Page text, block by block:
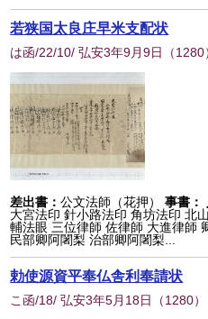
若狭国太良庄早米支配状
は函/22/10/ 弘安3年9月9日 （1280
差出書：公文法師（花押） 事書：
大宮法印 針小路法印 角坊法印 北
輔法眼 三位律師 佐律師 大進律師
民部卿阿闍梨 治部卿阿闍梨...
勅使源資平奉仏舎利奉請状
こ函/18/ 弘安3年5月18日 （1280